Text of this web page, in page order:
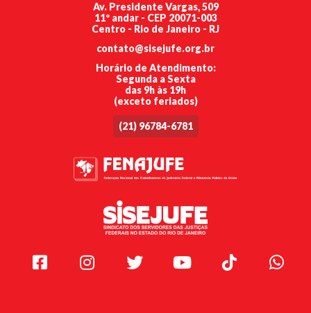
Av. Presidente Vargas, 509
11º andar - CEP 20071-003
Centro - Rio de Janeiro - RJ
contato@sisejufe.org.br
Horário de Atendimento:
Segunda a Sexta
das 9h às 19h
(exceto feriados)
(21) 96784-6781
Facebook Instagram Twitter Youtube TikTok